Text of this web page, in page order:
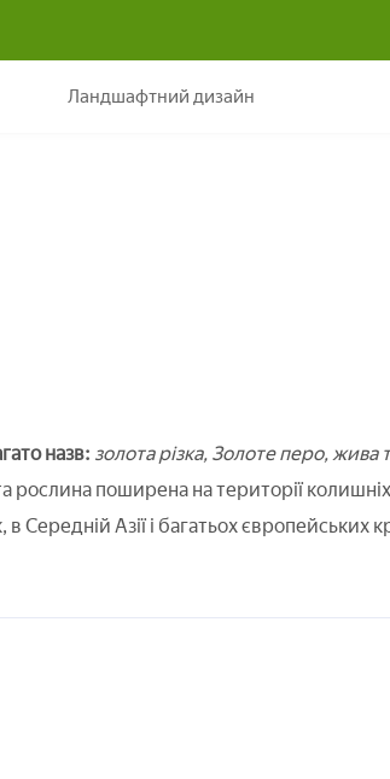
Ландшафтний дизайн
назв: золота різка, Золоте перо, жива
рослина поширена на території колишніх
Середній Азії і багатьох європейських